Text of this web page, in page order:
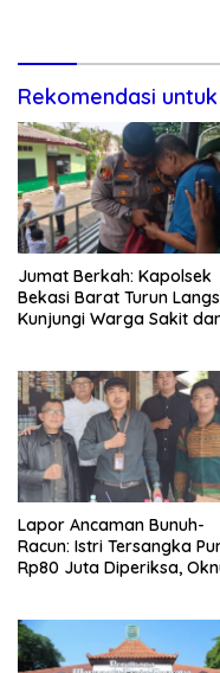
Rekomendasi
Jumat Berkah: Kapolsek
Bekasi Barat Turun
Kunjungi Warga Sakit
Lapor Ancaman Bunuh-
Racun: Istri Tersangka
Rp80 Juta Diperiksa,